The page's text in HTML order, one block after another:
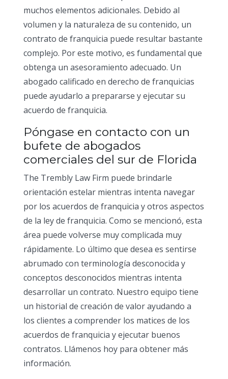
muchos elementos adicionales. Debido al
volumen y la naturaleza de su contenido, un
contrato de franquicia puede resultar bastante
complejo. Por este motivo, es fundamental que
obtenga un asesoramiento adecuado. Un
abogado calificado en derecho de franquicias
puede ayudarlo a prepararse y ejecutar su
acuerdo de franquicia.
Póngase en contacto con un
bufete de abogados
comerciales del sur de Florida
The Trembly Law Firm puede brindarle
orientación estelar mientras intenta navegar
por los acuerdos de franquicia y otros aspectos
de la ley de franquicia. Como se mencionó, esta
área puede volverse muy complicada muy
rápidamente. Lo último que desea es sentirse
abrumado con terminología desconocida y
conceptos desconocidos mientras intenta
desarrollar un contrato. Nuestro equipo tiene
un historial de creación de valor ayudando a
los clientes a comprender los matices de los
acuerdos de franquicia y ejecutar buenos
contratos. Llámenos hoy para obtener más
información.